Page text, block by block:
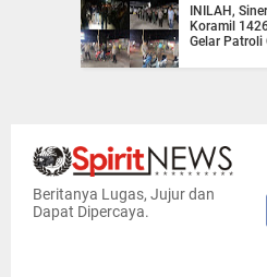
INILAH,
Koramil
Gelar
Beritanya Lugas, Jujur dan
Dapat Dipercaya.